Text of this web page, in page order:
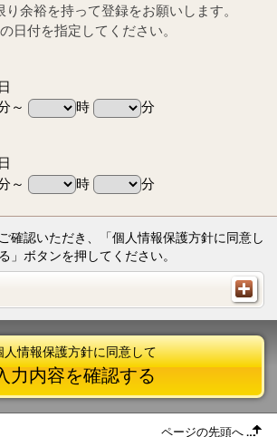
余裕を持って登録をお願いします。
日付を指定してください。
～ 時
分
～ 時 分
確認いただき、「個人情報保護方針に同意し
」ボタンを押してください。
人情報保護方針に同意して
力内容を確認する
ページの先頭へ